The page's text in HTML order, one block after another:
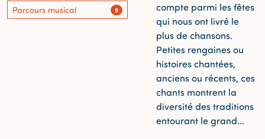
compte parmi les fêtes
qui nous ont livré le
plus de chansons.
Petites rengaines ou
histoires chantées,
anciens ou récents, ces
chants montrent la
diversité des traditions
entourant le grand...
Parcours musical 9